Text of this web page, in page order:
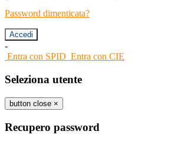
Password dimenticata?
-
Entra con SPID Entra con CIE
Seleziona utente
button close ×
Recupero password